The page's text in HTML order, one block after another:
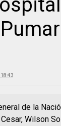
de la
Wilson